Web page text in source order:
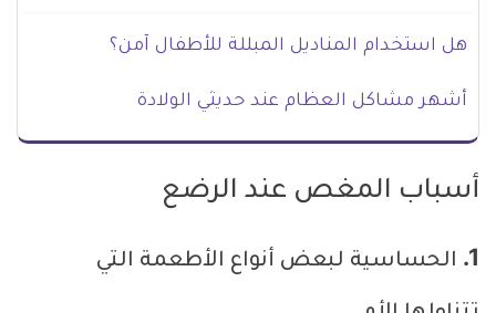
هل استخدام المناديل المبللة للأطفال آمن؟
أشهر مشاكل العظام عند حديثي الولادة
أسباب المغص عند الرضع
1. الحساسية لبعض أنواع الأطعمة التي